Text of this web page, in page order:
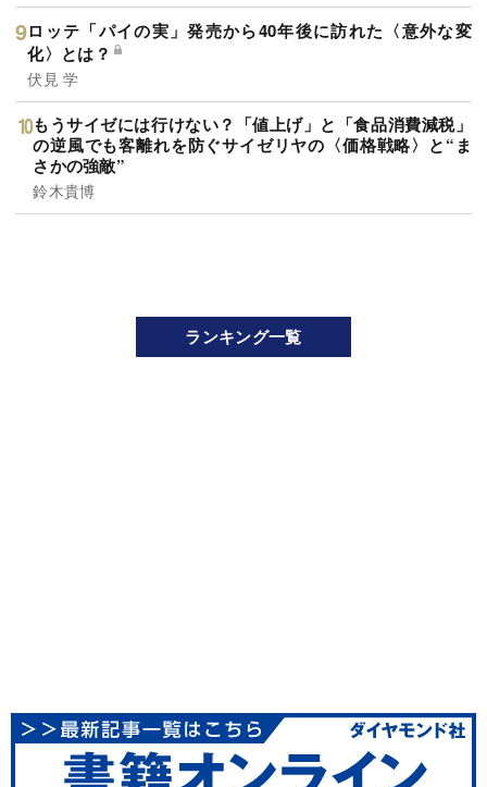
ロッテ「パイの実」発売から40年後に訪れた〈意外な変
化〉とは？
伏見 学
もうサイゼには行けない？「値上げ」と「食品消費減税」
の逆風でも客離れを防ぐサイゼリヤの〈価格戦略〉と“ま
さかの強敵”
鈴木貴博
ランキング一覧